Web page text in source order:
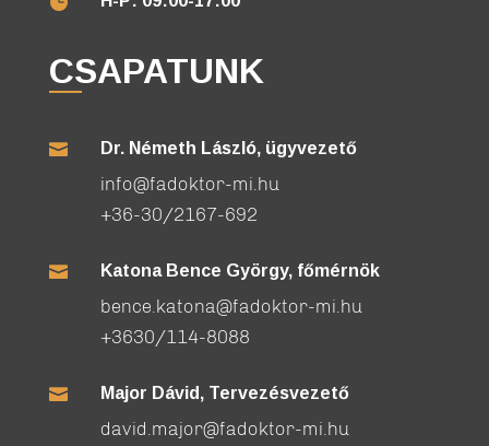
CSAPATUNK
 Dr. Németh László, ügyvezető
info@fadoktor-mi.hu
+36-30/2167-692
 Katona Bence György, főmérnök
bence.katona@fadoktor-mi.hu
+3630/114-8088
 Major Dávid, Tervezésvezető
david.major@fadoktor-mi.hu